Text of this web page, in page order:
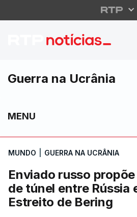
Enviado
Guerra na Ucrânia
MENU
MUNDO GUERRA NA UCRÂNIA
Enviado russo
de túnel entre Rússia
Estreito de Bering